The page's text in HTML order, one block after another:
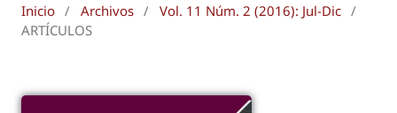
Inicio / Archivos / Vol. 11 Núm. 2 (2016): Jul-Dic /
ARTÍCULOS